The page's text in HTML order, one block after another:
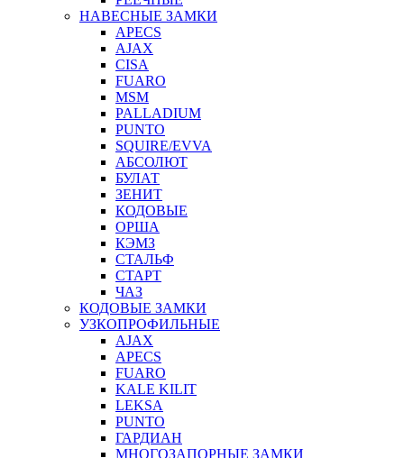
НАВЕСНЫЕ ЗАМКИ
APECS
AJAX
CISA
FUARO
MSM
PALLADIUM
PUNTO
SQUIRE/EVVA
АБСОЛЮТ
БУЛАТ
ЗЕНИТ
КОДОВЫЕ
ОРША
КЭМЗ
СТАЛЬФ
СТАРТ
ЧАЗ
КОДОВЫЕ ЗАМКИ
УЗКОПРОФИЛЬНЫЕ
AJAX
APECS
FUARO
KALE KILIT
LEKSA
PUNTO
ГАРДИАН
МНОГОЗАПОРНЫЕ ЗАМКИ